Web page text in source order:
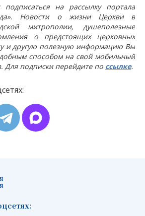
на рассылку портала
Новости о жизни Церкви в
митрополии, душеполезные
о предстоящих церковных
и другую полезную информацию Вы
способом на свой мобильный
Для подписки перейдите по ссылке.